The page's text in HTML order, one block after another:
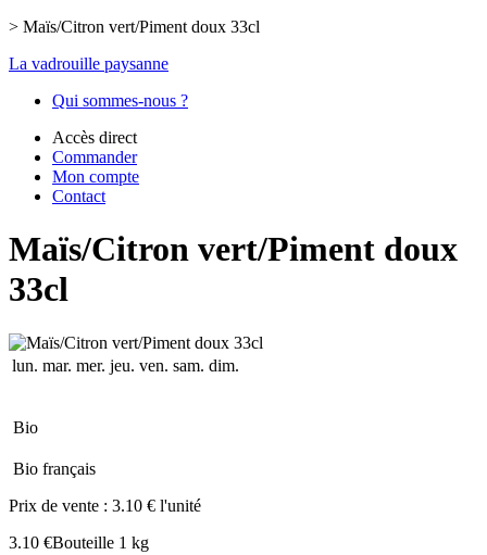
> Maïs/Citron vert/Piment doux 33cl
La vadrouille paysanne
Qui sommes-nous ?
Accès direct
Commander
Mon compte
Contact
Maïs/Citron vert/Piment doux
33cl
lun. mar. mer. jeu. ven. sam. dim.
Bio
Bio français
Prix de vente : 3.10 € l'unité
3.10 €Bouteille 1 kg